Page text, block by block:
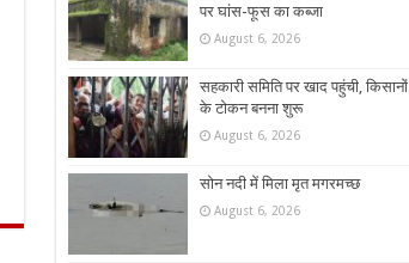
पर घांस-फूस का कब्जा
August 6, 2026
सहकारी समिति पर खाद पहुंची, किसानों
के टोकन बनना शुरू
August 6, 2026
सोन नदी में मिला मृत मगरमच्छ
August 6, 2026